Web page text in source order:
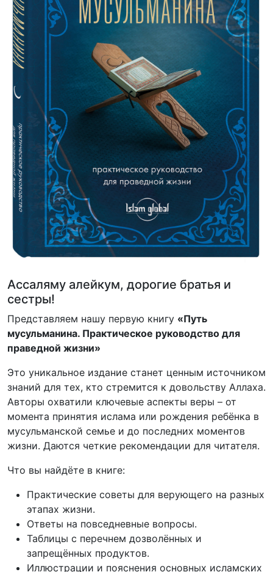
Ассаляму алейкум, дорогие братья и
сестры!
Представляем нашу первую книгу «Путь
мусульманина. Практическое руководство для
праведной жизни»
Это уникальное издание станет ценным источником
знаний для тех, кто стремится к довольству Аллаха.
Авторы охватили ключевые аспекты веры – от
момента принятия ислама или рождения ребёнка в
мусульманской семье и до последних моментов
жизни. Даются четкие рекомендации для читателя.
Что вы найдёте в книге:
Практические советы для верующего на разных
этапах жизни.
Ответы на повседневные вопросы.
Таблицы с перечнем дозволённых и
запрещённых продуктов.
Иллюстрации и пояснения основных исламских